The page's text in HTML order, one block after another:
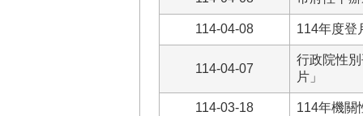
114-04-08 114年度登
114-04-07
行政院性
片」
114-03-18 114年機關